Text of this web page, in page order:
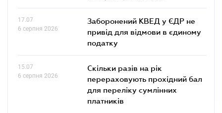
17.07
6 серпня 2026
Заборонений КВЕД у ЄДР не
привід для відмови в єдиному
податку
15.07
6 серпня 2026
Скільки разів на рік
перераховують прохідний бал
для переліку сумлінних
платників